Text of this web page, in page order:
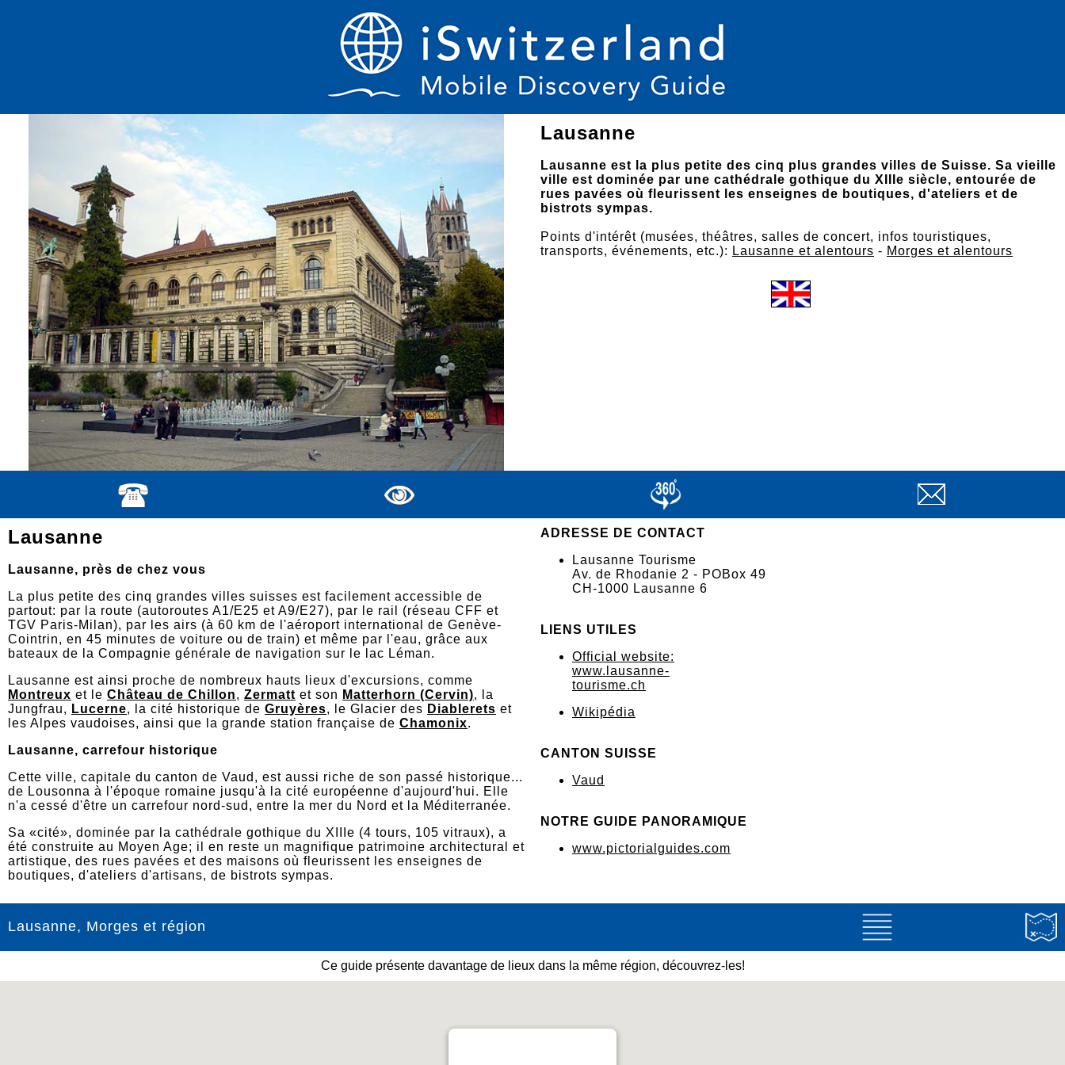
Lausanne
Lausanne est la plus petite des cinq plus grandes villes de Suisse. Sa vieille
ville est dominée par une cathédrale gothique du XIIIe siècle, entourée de
rues pavées où fleurissent les enseignes de boutiques, d'ateliers et de
bistrots sympas.
Points d'intérêt (musées, théâtres, salles de concert, infos touristiques,
transports, événements, etc.): Lausanne et alentours - Morges et alentours
Lausanne
Lausanne, près de chez vous
La plus petite des cinq grandes villes suisses est facilement accessible de
partout: par la route (autoroutes A1/E25 et A9/E27), par le rail (réseau CFF et
TGV Paris-Milan), par les airs (à 60 km de l'aéroport international de Genève-
Cointrin, en 45 minutes de voiture ou de train) et même par l'eau, grâce aux
bateaux de la Compagnie générale de navigation sur le lac Léman.
Lausanne est ainsi proche de nombreux hauts lieux d'excursions, comme
Montreux et le Château de Chillon, Zermatt et son Matterhorn (Cervin), la
Jungfrau, Lucerne, la cité historique de Gruyères, le Glacier des Diablerets et
les Alpes vaudoises, ainsi que la grande station française de Chamonix.
Lausanne, carrefour historique
Cette ville, capitale du canton de Vaud, est aussi riche de son passé historique...
de Lousonna à l'époque romaine jusqu'à la cité européenne d'aujourd'hui. Elle
n'a cessé d'être un carrefour nord-sud, entre la mer du Nord et la Méditerranée.
Sa «cité», dominée par la cathédrale gothique du XIIIe (4 tours, 105 vitraux), a
été construite au Moyen Age; il en reste un magnifique patrimoine architectural et
artistique, des rues pavées et des maisons où fleurissent les enseignes de
boutiques, d'ateliers d'artisans, de bistrots sympas.
ADRESSE DE CONTACT
Lausanne Tourisme
Av. de Rhodanie 2 - POBox 49
CH-1000 Lausanne 6
LIENS UTILES
Official website:
www.lausanne-
tourisme.ch
Wikipédia
CANTON SUISSE
Vaud
NOTRE GUIDE PANORAMIQUE
www.pictorialguides.com
Lausanne, Morges et région
Ce guide présente davantage de lieux dans la même région, découvrez-les!